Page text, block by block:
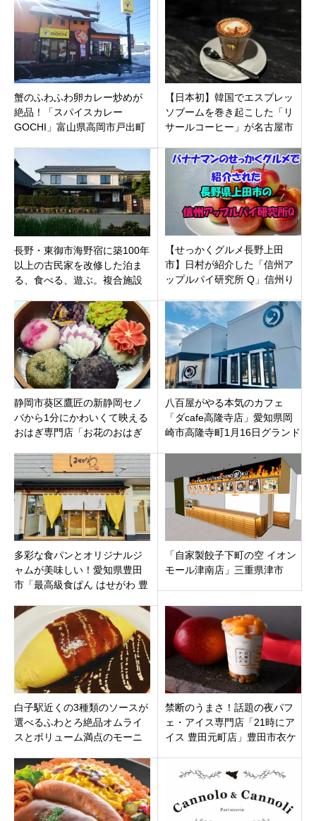
蟹のふわふわ卵カレー炒めが
絶品！「スパイスカレー
GOCHI」富山県高岡市戸出町
【日本初】韓国でエスプレッ
ソブームを巻き起こした「リ
サールコーヒー」が名古屋市
スも
長野・東御市海野宿に築100年
以上の古民家を改修した泊ま
る、食べる、遊ぶ。複合施設
【せっかくグルメ長野上田
市】日村が紹介した「信州ア
ップルパイ研究所 Q」信州り
ジュースのお店
静岡市葵区鷹匠の新静岡セノ
バから1分にかわいくて映える
おはぎ専門店「お花のおはぎ
八百屋がやる本気のカフェ
「ダcafe高隆寺店」愛知県岡
崎市高隆寺町1月16日グランド
多彩な食パンとオリジナルジ
ャムが美味しい！愛知県豊田
市「最高級食ぱん はせがわ 豊
「自家製餃子下町の空 イオン
モール津南店」三重県津市
白子駅近くの3種類のソースが
選べるふわとろ絶品オムライ
スとボリューム満点のモーニ
ボ」三重県鈴鹿市
禁断のうまさ！話題の夜パフ
ェ・アイス専門店「21時にア
イス 豊田元町店」豊田市衣ケ